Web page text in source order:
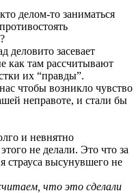
делом-то заниматься
деловито засевает
как там рассчитывают
их “правды”.
чтобы возникло чувство
неправоте, и стали бы
и невнятно
не делали. Это что за
страуса высунувшего не
что это сделали